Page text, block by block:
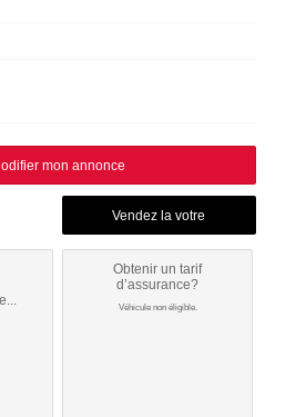
mon annonce
Obtenir un tarif
d’assurance?
Véhicule non éligible.